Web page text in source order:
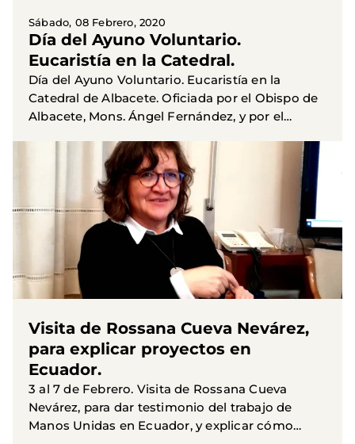
Sábado, 08 Febrero, 2020
Día del Ayuno Voluntario.
Eucaristía en la Catedral.
Día del Ayuno Voluntario. Eucaristía en la
Catedral de Albacete. Oficiada por el Obispo de
Albacete, Mons. Ángel Fernández, y por el
Visita de Rossana Cueva Nevárez,
para explicar proyectos en
Ecuador.
3 al 7 de Febrero. Visita de Rossana Cueva
Nevárez, para dar testimonio del trabajo de
Manos Unidas en Ecuador, y explicar cómo